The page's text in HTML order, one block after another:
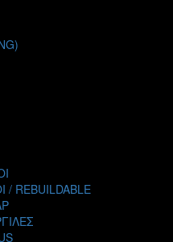
CLUB
/ REBUILDABLE